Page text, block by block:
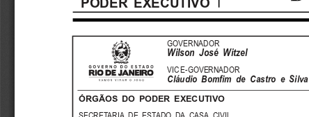
GOVERNADOR
Wilson  José  Witzel
VICE-GOVERNADOR
Cláudio  Bomfim  de  Castro  e  Silva
ÓRGÃOS  DO  PODER  EXECUTIVO